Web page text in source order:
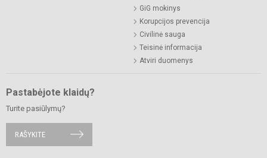
GiG mokinys
Korupcijos prevencija
Civilinė sauga
Teisinė informacija
Atviri duomenys
Pastabėjote klaidų?
Turite pasiūlymų?
RAŠYKITE